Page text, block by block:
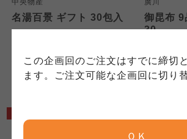
この企画回のご注文はすでに締切
ます。ご注文可能な企画回に切り
ＯＫ
中央物産
名湯百景 ギフト 30包入
(税込3,300円)
廣川
御昆布 9
30
(税込
れています。
コープしが
保護方針」については各生協のボ
クしてご確認ください。
コープしが
ご確認ください。
コープしが